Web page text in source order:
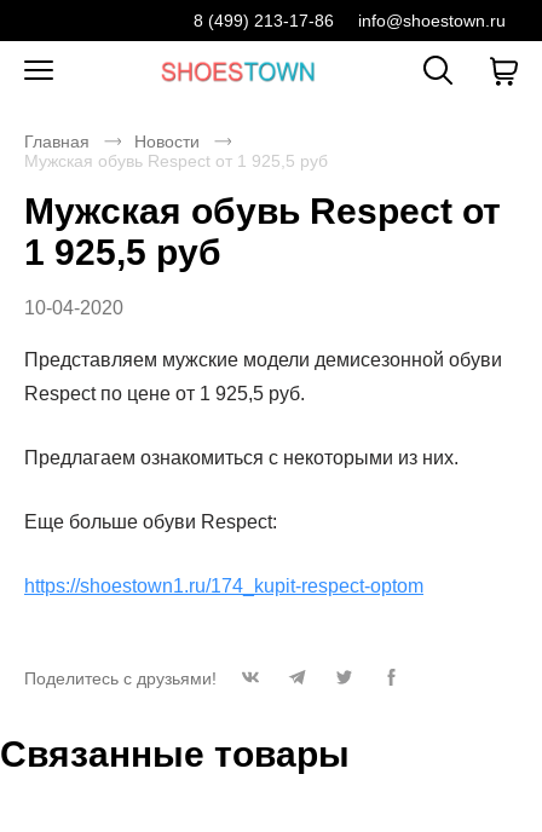
8 (499) 213-17-86 info@shoestown.ru
Главная
Новости
Мужская обувь Respect от 1 925,5 руб
Мужская обувь Respect от
1 925,5 руб
10-04-2020
Представляем мужские модели демисезонной обуви
Respect по цене от 1 925,5 руб.
Предлагаем ознакомиться с некоторыми из них.
Еще больше обуви Respect:
https://shoestown1.ru/174_kupit-respect-optom
Поделитесь с друзьями!
Связанные товары